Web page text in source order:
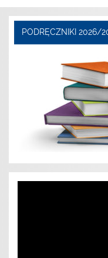
PODRĘCZNIKI 2026/